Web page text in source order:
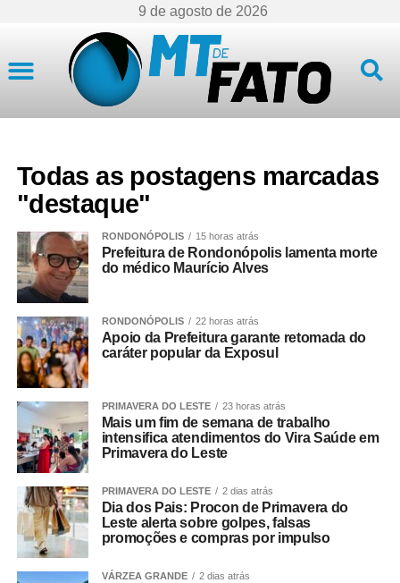
9 de agosto de 2026
Todas as postagens marcadas
"destaque"
RONDONÓPOLIS 15 horas atrás
Prefeitura de Rondonópolis lamenta morte
do médico Maurício Alves
RONDONÓPOLIS 22 horas atrás
Apoio da Prefeitura garante retomada do
caráter popular da Exposul
PRIMAVERA DO LESTE 23 horas atrás
Mais um fim de semana de trabalho
intensifica atendimentos do Vira Saúde em
Primavera do Leste
PRIMAVERA DO LESTE 2 dias atrás
Dia dos Pais: Procon de Primavera do
Leste alerta sobre golpes, falsas
promoções e compras por impulso
VÁRZEA GRANDE 2 dias atrás